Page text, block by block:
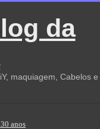
da
maquiagem, Cabelos e
anos